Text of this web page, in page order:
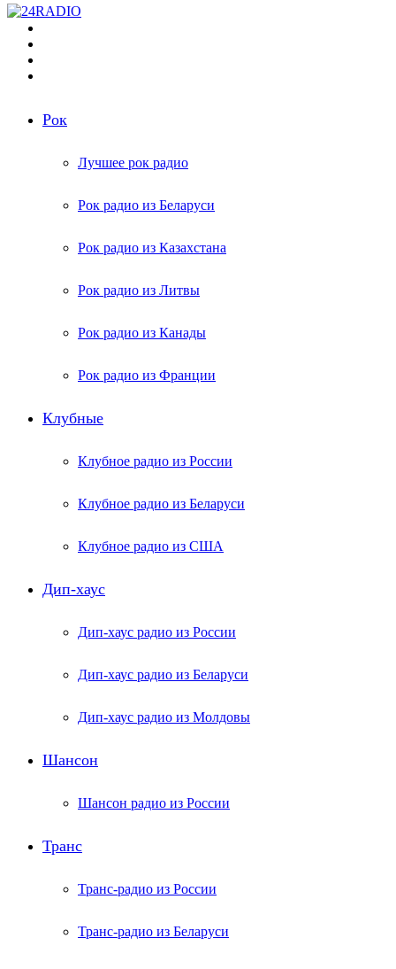
Рок
Лучшее рок радио
Рок радио из Беларуси
Рок радио из Казахстана
Рок радио из Литвы
Рок радио из Канады
Рок радио из Франции
Клубные
Клубное радио из России
Клубное радио из Беларуси
Клубное радио из США
Дип-хаус
Дип-хаус радио из России
Дип-хаус радио из Беларуси
Дип-хаус радио из Молдовы
Шансон
Шансон радио из России
Транс
Транс-радио из России
Транс-радио из Беларуси